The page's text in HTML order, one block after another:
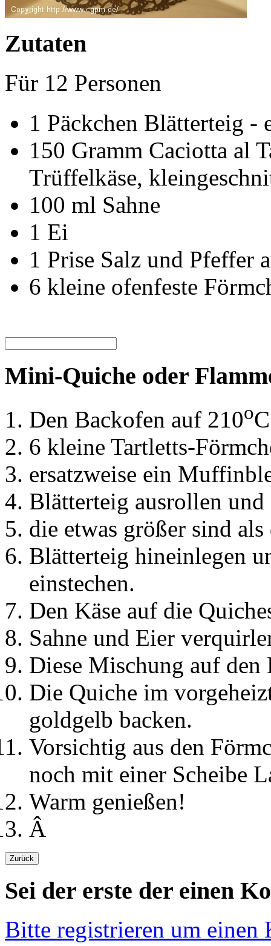
Zutaten
Für 12 Personen
1 Päckchen Blätterteig -
150 Gramm Caciotta al
Trüffelkäse,
100 ml Sahne
1 Ei
1 Prise Salz und Pfeffer
6 kleine ofenfeste
Mini-Quiche oder
Den Backofen auf 210o
6 kleine Tartletts-
ersatzweise ein
Blätterteig ausrollen und
die etwas größer sind
Blätterteig hineinlegen
einstechen.
Den Käse auf die
Sahne und Eier
Diese Mischung auf den
Die Quiche im
goldgelb backen.
Vorsichtig aus den
noch mit einer Scheibe
Warm genießen!
Â
Sei der erste der einen
Bitte registrieren um einen